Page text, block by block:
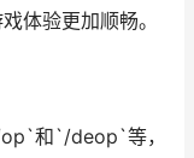
体验更加顺畅。
和`/deop`等，